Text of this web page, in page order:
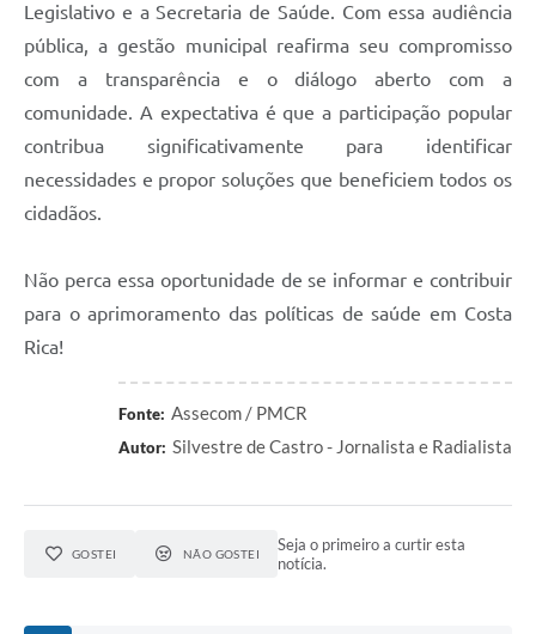
Legislativo e a Secretaria de Saúde. Com essa audiência
pública, a gestão municipal reafirma seu compromisso
com a transparência e o diálogo aberto com a
comunidade. A expectativa é que a participação popular
contribua significativamente para identificar
necessidades e propor soluções que beneficiem todos os
cidadãos.
Não perca essa oportunidade de se informar e contribuir
para o aprimoramento das políticas de saúde em Costa
Rica!
Fonte: Assecom / PMCR
Autor: Silvestre de Castro - Jornalista e Radialista
GOSTEI NÃO GOSTEI
Seja o primeiro a curtir esta
notícia.